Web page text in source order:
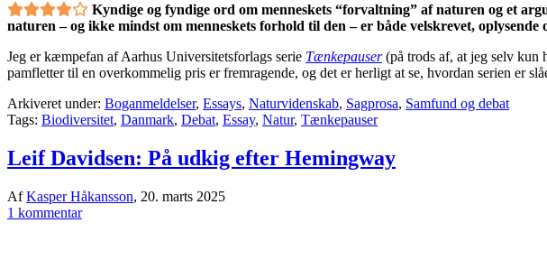
Kyndige og fyndige ord om menneskets “forvaltning” af naturen og et
naturen – og ikke mindst om menneskets forhold til den – er både velskrevet,
Jeg er kæmpefan af Aarhus Universitetsforlags serie Tænkepauser(på trods af, at jeg selv kun
pamfletter til en overkommelig pris er fremragende, og det er herligt at se, hvordan serien er
Arkiveret under: Boganmeldelser, Essays, Naturvidenskab, Sagprosa, Samfund og debat
Tags: Biodiversitet, Danmark, Debat, Essay, Natur, Tænkepauser
Leif Davidsen: På udkig efter Hemingway
AfKasper Håkansson, 20. marts 2025
1 kommentar